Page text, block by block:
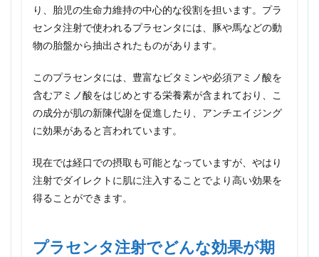
タ注
射で
どん
な効
期待
る？
プラ
タは
女性
だけ
のも
プラ
り、胎児の生命力維持の中心的な役割を担います。プラ
センタ注射で使われるプラセンタには、豚や馬などの動
物の胎盤から抽出されたものがあります。
このプラセンタには、豊富なビタミンや必須アミノ酸を
含むアミノ酸をはじめとする栄養素が含まれており、こ
の成分が肌の新陳代謝を促進したり、アンチエイジング
に効果があると言われています。
現在では経口での摂取も可能となっていますが、やはり
注射でダイレクトに肌に注入することでより高い効果を
得ることができます。
プラセンタ注射でどんな効果が期